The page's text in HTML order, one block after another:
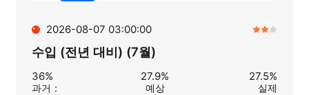
2026-08-07 03:00:00
수입 (전년 대비) (7월)
36%
과거 ：
27.9%
예상
27.5%
실제